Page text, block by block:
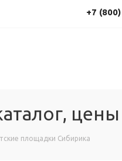
+7
цены
площадки Сибирика